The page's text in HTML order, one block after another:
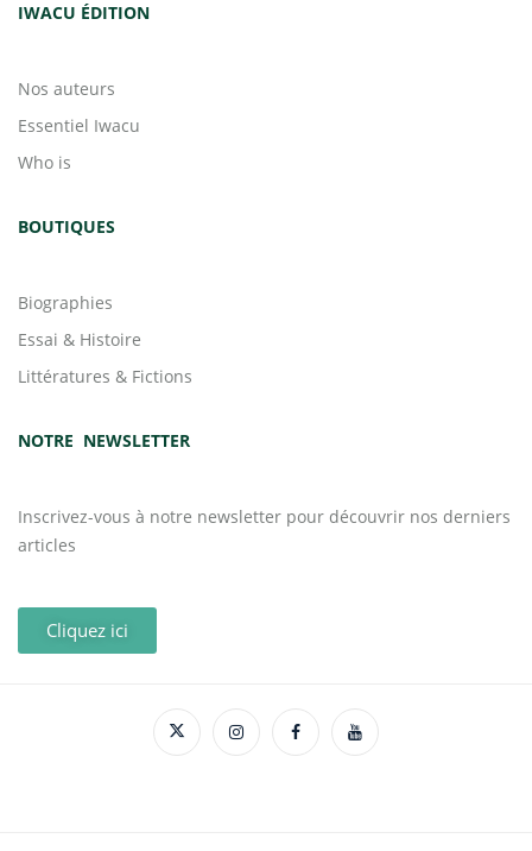
IWACU ÉDITION
Nos auteurs
Essentiel Iwacu
Who is
BOUTIQUES
Biographies
Essai & Histoire
Littératures & Fictions
NOTRE NEWSLETTER
Inscrivez-vous à notre newsletter pour découvrir nos derniers
articles
Cliquez ici